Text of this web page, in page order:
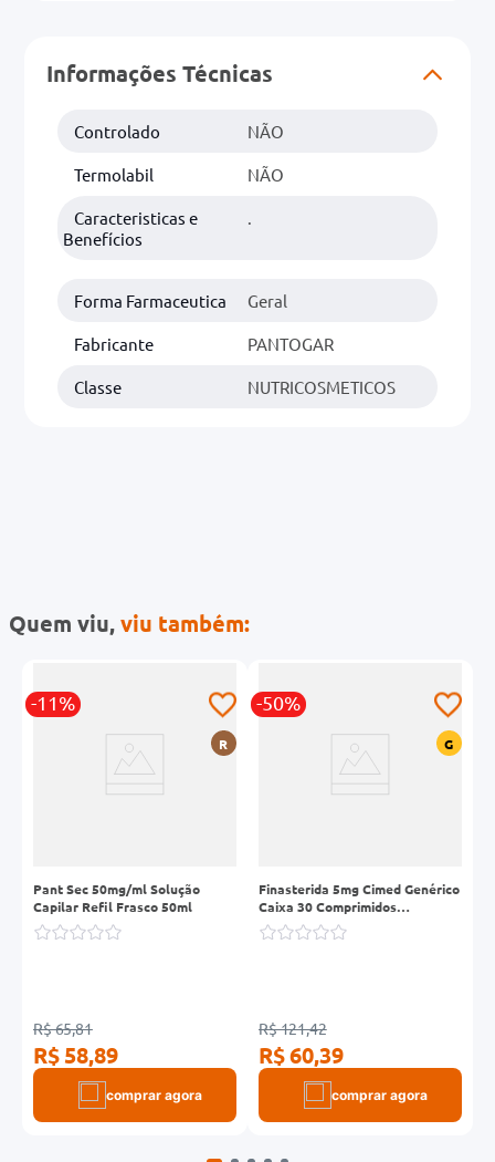
Informações Técnicas
Controlado NÃO
Termolabil NÃO
Caracteristicas e
Benefícios
.
Forma Farmaceutica Geral
Fabricante PANTOGAR
Classe NUTRICOSMETICOS
Quem viu,viu também:
-11%
R
Pant Sec 50mg/ml Solução
Capilar Refil Frasco 50ml
R$ 65,81
R$ 58,89
comprar agora
-50%
G
Finasterida 5mg Cimed Genérico
Caixa 30 Comprimidos
Revestidos
R$ 121,42
R$ 60,39
comprar agora